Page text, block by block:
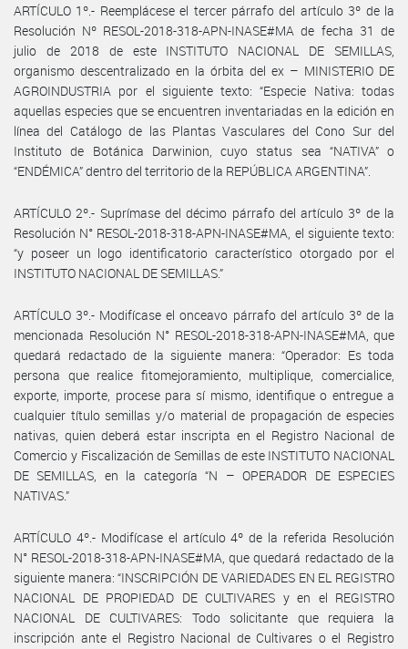
ARTÍCULO 1º.- Reemplácese el tercer párrafo del artículo 3º de la
Resolución Nº RESOL-2018-318-APN-INASE#MA de fecha 31 de
julio de 2018 de este INSTITUTO NACIONAL DE SEMILLAS,
organismo descentralizado en la órbita del ex – MINISTERIO DE
AGROINDUSTRIA por el siguiente texto: “Especie Nativa: todas
aquellas especies que se encuentren inventariadas en la edición en
línea del Catálogo de las Plantas Vasculares del Cono Sur del
Instituto de Botánica Darwinion, cuyo status sea “NATIVA” o
“ENDÉMICA” dentro del territorio de la REPÚBLICA ARGENTINA”.
ARTÍCULO 2º.- Suprímase del décimo párrafo del artículo 3º de la
Resolución N° RESOL-2018-318-APN-INASE#MA, el siguiente texto:
“y poseer un logo identificatorio característico otorgado por el
INSTITUTO NACIONAL DE SEMILLAS.”
ARTÍCULO 3º.- Modifícase el onceavo párrafo del artículo 3º de la
mencionada Resolución N° RESOL-2018-318-APN-INASE#MA, que
quedará redactado de la siguiente manera: “Operador: Es toda
persona que realice fitomejoramiento, multiplique, comercialice,
exporte, importe, procese para sí mismo, identifique o entregue a
cualquier título semillas y/o material de propagación de especies
nativas, quien deberá estar inscripta en el Registro Nacional de
Comercio y Fiscalización de Semillas de este INSTITUTO NACIONAL
DE SEMILLAS, en la categoría “N – OPERADOR DE ESPECIES
NATIVAS.”
ARTÍCULO 4º.- Modifícase el artículo 4º de la referida Resolución
N° RESOL-2018-318-APN-INASE#MA, que quedará redactado de la
siguiente manera: “INSCRIPCIÓN DE VARIEDADES EN EL REGISTRO
NACIONAL DE PROPIEDAD DE CULTIVARES y en el REGISTRO
NACIONAL DE CULTIVARES: Todo solicitante que requiera la
inscripción ante el Registro Nacional de Cultivares o el Registro